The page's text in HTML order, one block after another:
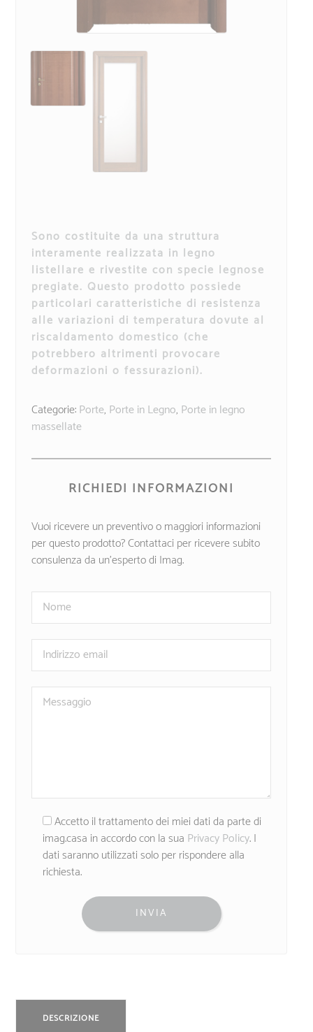
Sono costituite da una struttura
interamente realizzata in legno
listellare e rivestite con specie legnose
pregiate. Questo prodotto possiede
particolari caratteristiche di resistenza
alle variazioni di temperatura dovute al
riscaldamento domestico (che
potrebbero altrimenti provocare
deformazioni o fessurazioni).
Categorie:Porte, Porte in Legno, Porte in legno
massellate
RICHIEDI INFORMAZIONI
Vuoi ricevere un preventivo o maggiori informazioni
per questo prodotto? Contattaci per ricevere subito
consulenza da un’esperto di Imag.
Accetto il trattamento dei miei dati da parte di
imag.casa in accordo con la sua Privacy Policy. I
dati saranno utilizzati solo per rispondere alla
richiesta.
DESCRIZIONE